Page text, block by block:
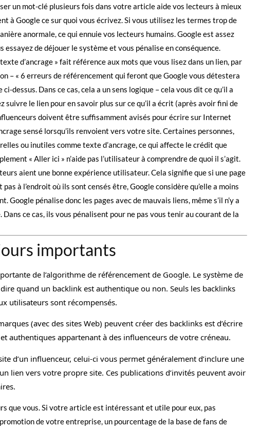
un mot-clé plusieurs fois dans votre article aide vos lecteurs à mieux
à Google ce sur quoi vous écrivez. Si vous utilisez les termes trop de
anormale, ce qui ennuie vos lecteurs humains. Google est assez
de déjouer le système et vous pénalise en conséquence.
d’ancrage » fait référence aux mots que vous lisez dans un lien, par
– « 6 erreurs de référencement qui feront que Google vous détestera
dessus. Dans ce cas, cela a un sens logique – cela vous dit ce qu’il a
suivre le lien pour en savoir plus sur ce qu’il a écrit (après avoir fini de
doivent être suffisamment avisés pour écrire sur Internet
sensé lorsqu’ils renvoient vers votre site. Certaines personnes,
ou inutiles comme texte d’ancrage, ce qui affecte le crédit que
« Aller ici » n’aide pas l’utilisateur à comprendre de quoi il s’agit.
aient une bonne expérience utilisateur. Cela signifie que si une page
à l’endroit où ils sont censés être, Google considère qu’elle a moins
pénalise donc les pages avec de mauvais liens, même s’il n’y a
ce cas, ils vous pénalisent pour ne pas vous tenir au courant de la
importants
de l’algorithme de référencement de Google. Le système de
quand un backlink est authentique ou non. Seuls les backlinks
utilisateurs sont récompensés.
(avec des sites Web) peuvent créer des backlinks est d’écrire
authentiques appartenant à des influenceurs de votre créneau.
d’un influenceur, celui-ci vous permet généralement d’inclure une
lien vers votre propre site. Ces publications d’invités peuvent avoir
que vous. Si votre article est intéressant et utile pour eux, pas
de votre entreprise, un pourcentage de la base de fans de